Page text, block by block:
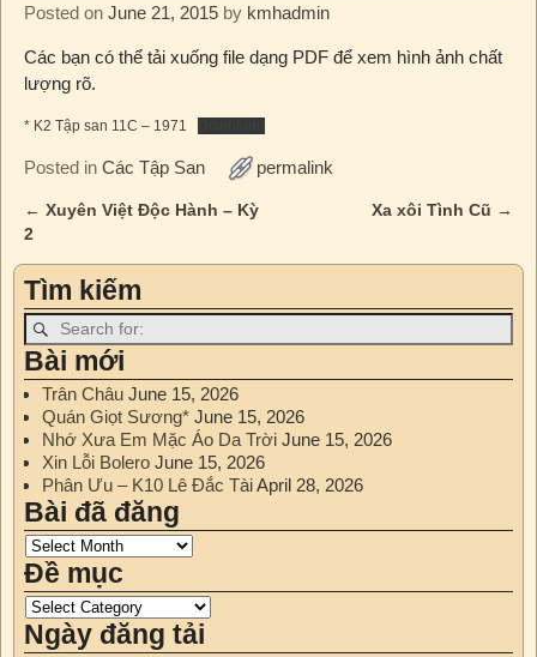
Posted on June 21, 2015 by kmhadmin
Các bạn có thể tải xuống file dạng PDF để xem hình ảnh chất
lượng rõ.
* K2 Tập san 11C – 1971
Posted in Các Tập San permalink
Post navigation
← Xuyên Việt Độc Hành – Kỳ
2
Xa xôi Tình Cũ →
Tìm kiếm
Bài mới
Trân Châu June 15, 2026
Quán Giọt Sương* June 15, 2026
Nhớ Xưa Em Mặc Áo Da Trời June 15, 2026
Xin Lỗi Bolero June 15, 2026
Phân Ưu – K10 Lê Đắc TàiApril 28, 2026
Bài đã đăng
Đề mục
Ngày đăng tải